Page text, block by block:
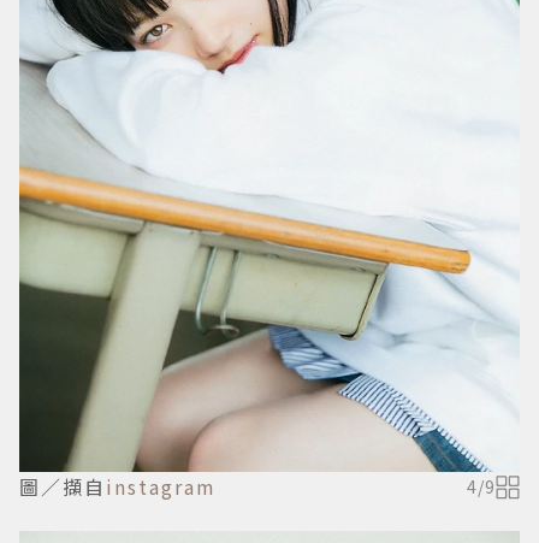
圖／擷自 instagram 4/9